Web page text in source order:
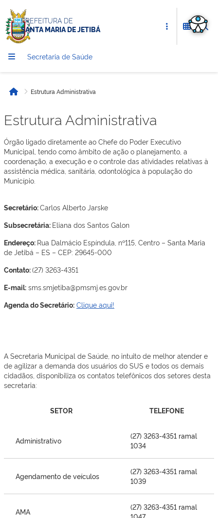
PREFEITURA DE
SANTA MARIA DE JETIBÁ
Secretaria de Saúde
InícioEstrutura Administrativa
Estrutura Administrativa
Órgão ligado diretamente ao Chefe do Poder Executivo
Municipal, tendo como âmbito de ação o planejamento, a
coordenação, a execução e o controle das atividades relativas à
assistência médica, sanitária, odontológica à população do
Município.
Secretário:Carlos Alberto Jarske
Subsecretária: Eliana dos Santos Galon
Endereço: Rua Dalmácio Espíndula, nº115, Centro – Santa Maria
de Jetibá – ES – CEP: 29645-000
Contato:(27) 3263-4351
E-mail: sms.smjetiba@pmsmj.es.gov.br
Agenda do Secretário: Clique aqui!
A Secretaria Municipal de Saúde, no intuito de melhor atender e
de agilizar a demanda dos usuários do SUS e todos os demais
cidadãos, disponibiliza os contatos telefônicos dos setores desta
secretaria:
SETOR TELEFONE
Administrativo
(27) 3263-4351 ramal
1034
Agendamento de veículos
(27) 3263-4351 ramal
1039
AMA
(27) 3263-4351 ramal